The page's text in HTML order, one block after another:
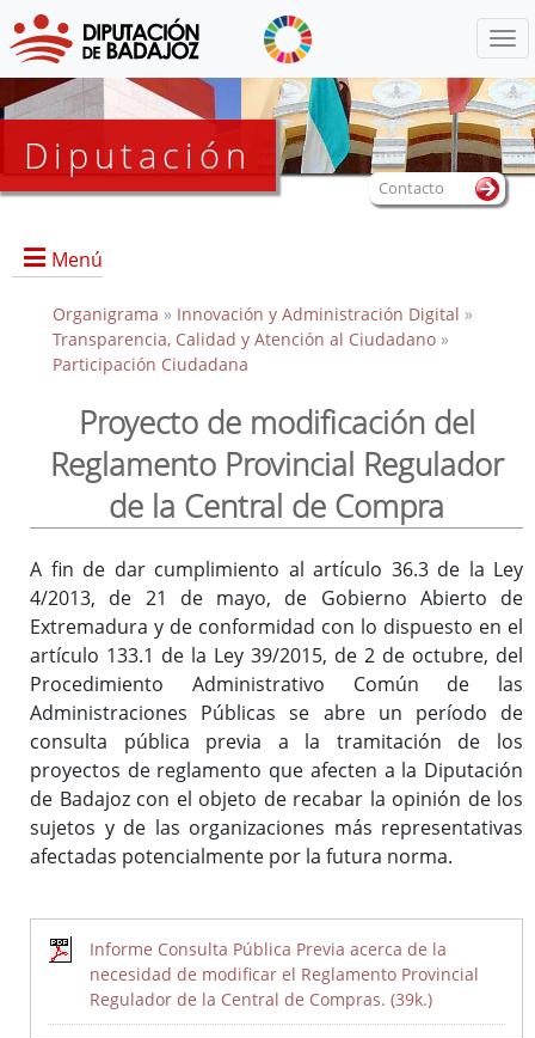
Diputación
Menú
Inicio
Organigrama » Innovación y Administración Digital »
Transparencia, Calidad y Atención al Ciudadano»
Participación Ciudadana
Proyecto de modificación del
Reglamento Provincial Regulador
de la Central de Compra
A fin de dar cumplimiento al artículo 36.3 de la Ley
4/2013, de 21 de mayo, de Gobierno Abierto de
Extremadura y de conformidad con lo dispuesto en el
artículo 133.1 de la Ley 39/2015, de 2 de octubre, del
Procedimiento Administrativo Común de las
Administraciones Públicas se abre un período de
consulta pública previa a la tramitación de los
proyectos de reglamento que afecten a la Diputación
de Badajoz con el objeto de recabar la opinión de los
sujetos y de las organizaciones más representativas
afectadas potencialmente por la futura norma.
Informe Consulta Pública Previa acerca de la
necesidad de modificar el Reglamento Provincial
Regulador de la Central de Compras. (39k.)
Contacto